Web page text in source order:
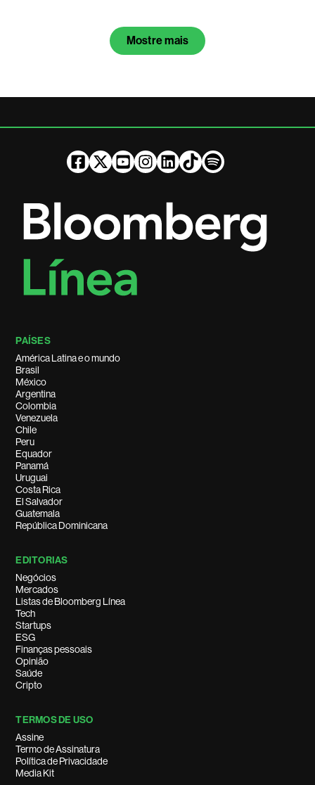
Mostre mais
PAÍSES
América Latina e o mundo
Brasil
México
Argentina
Colombia
Venezuela
Chile
Peru
Equador
Panamá
Uruguai
Costa Rica
El Salvador
Guatemala
República Dominicana
EDITORIAS
Negócios
Mercados
Listas de Bloomberg Línea
Tech
Startups
ESG
Finanças pessoais
Opinião
Saúde
Cripto
TERMOS DE USO
Assine
Termo de Assinatura
Política de Privacidade
Media Kit